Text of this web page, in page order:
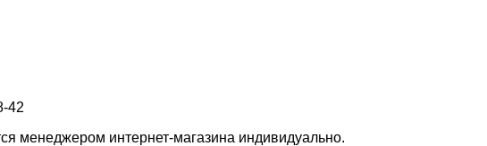
42
менеджером интернет-магазина индивидуально.